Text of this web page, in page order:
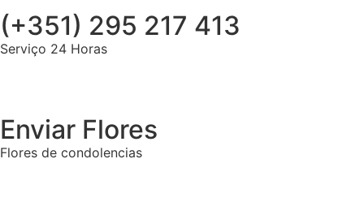
(+351) 295 217 413
Serviço 24 Horas
Enviar Flores
Flores de condolencias